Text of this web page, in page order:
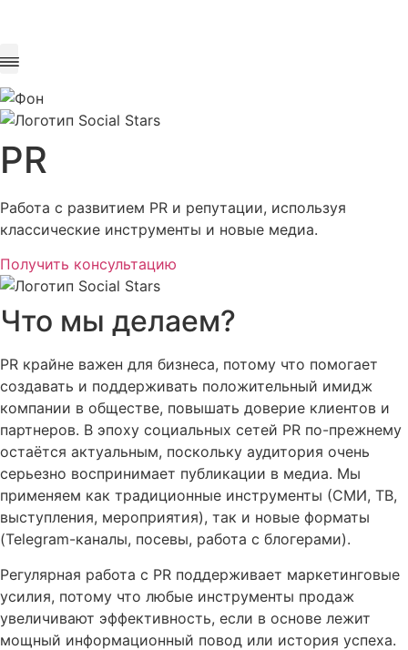
PR
Работа с развитием PR и репутации, используя
классические инструменты и новые медиа.
Получить консультацию
Что мы делаем?
PR крайне важен для бизнеса, потому что помогает
создавать и поддерживать положительный имидж
компании в обществе, повышать доверие клиентов и
партнеров. В эпоху социальных сетей PR по-прежнему
остаётся актуальным, поскольку аудитория очень
серьезно воспринимает публикации в медиа. Мы
применяем как традиционные инструменты (СМИ, ТВ,
выступления, мероприятия), так и новые форматы
(Telegram-каналы, посевы, работа с блогерами).
Регулярная работа с PR поддерживает маркетинговые
усилия, потому что любые инструменты продаж
увеличивают эффективность, если в основе лежит
мощный информационный повод или история успеха.